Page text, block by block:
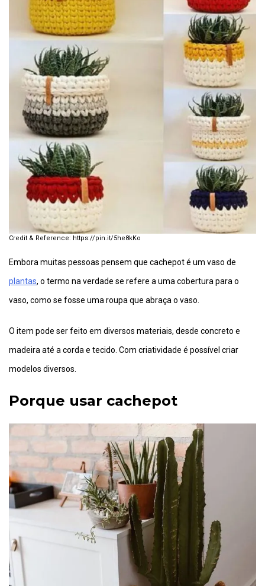
https://pin.it/5he8kKo
Embora muitas pessoas pensem que cachepot é um vaso de
plantas, o termo na verdade se refere a uma cobertura para o
vaso, como se fosse uma roupa que abraça o vaso.
O item pode ser feito em diversos materiais, desde concreto e
madeira até a corda e tecido. Com criatividade é possível criar
modelos diversos.
Porque usar cachepot